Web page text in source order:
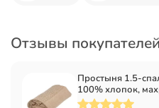
Отзывы
Простыня 1.5-
100% хлопок,
бежевая, 104,